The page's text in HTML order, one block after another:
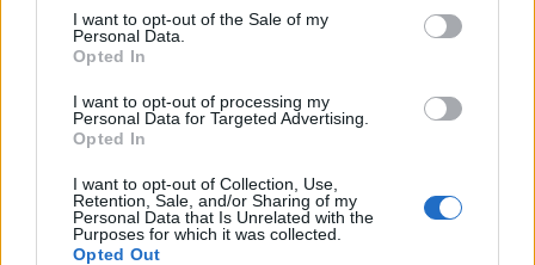
consent section.
I want to opt-out of the Sale of my
Personal Data.
Opted In
I want to opt-out of processing my
Personal Data for Targeted Advertising.
Opted In
I want to opt-out of Collection, Use,
Retention, Sale, and/or Sharing of my
Personal Data that Is Unrelated with the
Purposes for which it was collected.
Opted Out
το 2028
δεικτών FTSE4Good